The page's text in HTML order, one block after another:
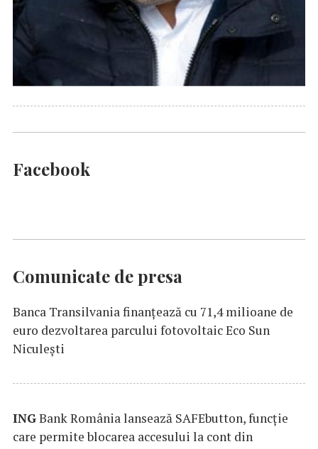
Facebook
Comunicate de presa
Banca Transilvania finanțează cu 71,4 milioane de
euro dezvoltarea parcului fotovoltaic Eco Sun
Niculești
INGBank România lansează SAFEbutton, funcţie
care permite blocarea accesului la cont din